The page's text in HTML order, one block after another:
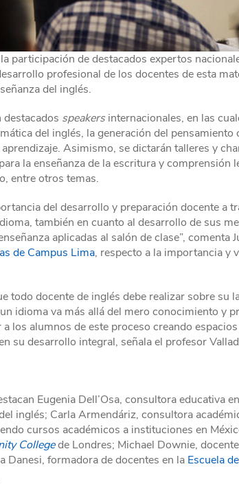
participación de destacados expertos
profesional de los docentes de esta
del inglés.
speakersinternacionales, en las
del inglés, la generación del pensamiento
Asimismo, se dictarán talleres y
la enseñanza de la escritura y comprensión
entre otros temas.
del desarrollo y preparación docente a
también en cuanto al desarrollo de sus
aplicadas al salón de clase”, comenta
de Campus Lima, respecto a la importancia y
todo docente de inglés debe realizar sobre su
idioma va más allá del mero conocimiento y
los alumnos de este proceso creando
su desarrollo integral, señala el profesor
Eugenia Dell’Osa, consultora educativa en
inglés; Carla Armendáriz, consultora
cursos académicos a instituciones en
Collegede Londres; Michael Downie,
Danesi, formadora de docentes en la Escuela